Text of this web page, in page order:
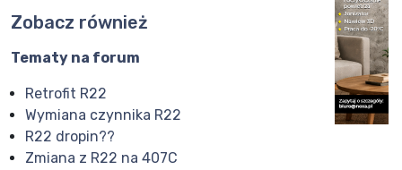
Zobacz również
Tematy na forum
Retrofit R22
Wymiana czynnika R22
R22 dropin??
Zmiana z R22 na 407C